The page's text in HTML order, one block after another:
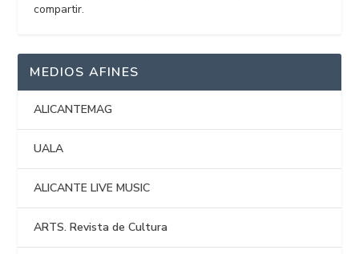
compartir.
MEDIOS AFINES
ALICANTEMAG
UALA
ALICANTE LIVE MUSIC
ARTS. Revista de Cultura